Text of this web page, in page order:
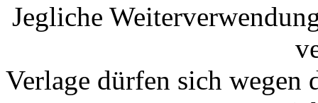
Jegliche
Verlage dürfen sich wegen